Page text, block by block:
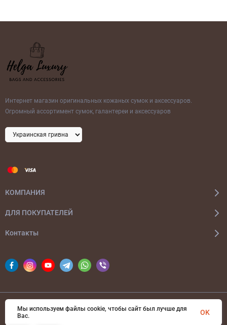
Интернет магазин оригинальных кожаных сумок и аксессуаров.
Огромный ассортимент сумок, галантереи и аксессуаров
КОМПАНИЯ
ДЛЯ ПОКУПАТЕЛЕЙ
Контакты
© 2026 bags-ua.com Все права защищены
Мы используем файлы cookie, чтобы сайт был лучше для
Вас.
OK